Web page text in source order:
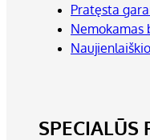
Pratęsta
Nemokamas
SPECIALŪS